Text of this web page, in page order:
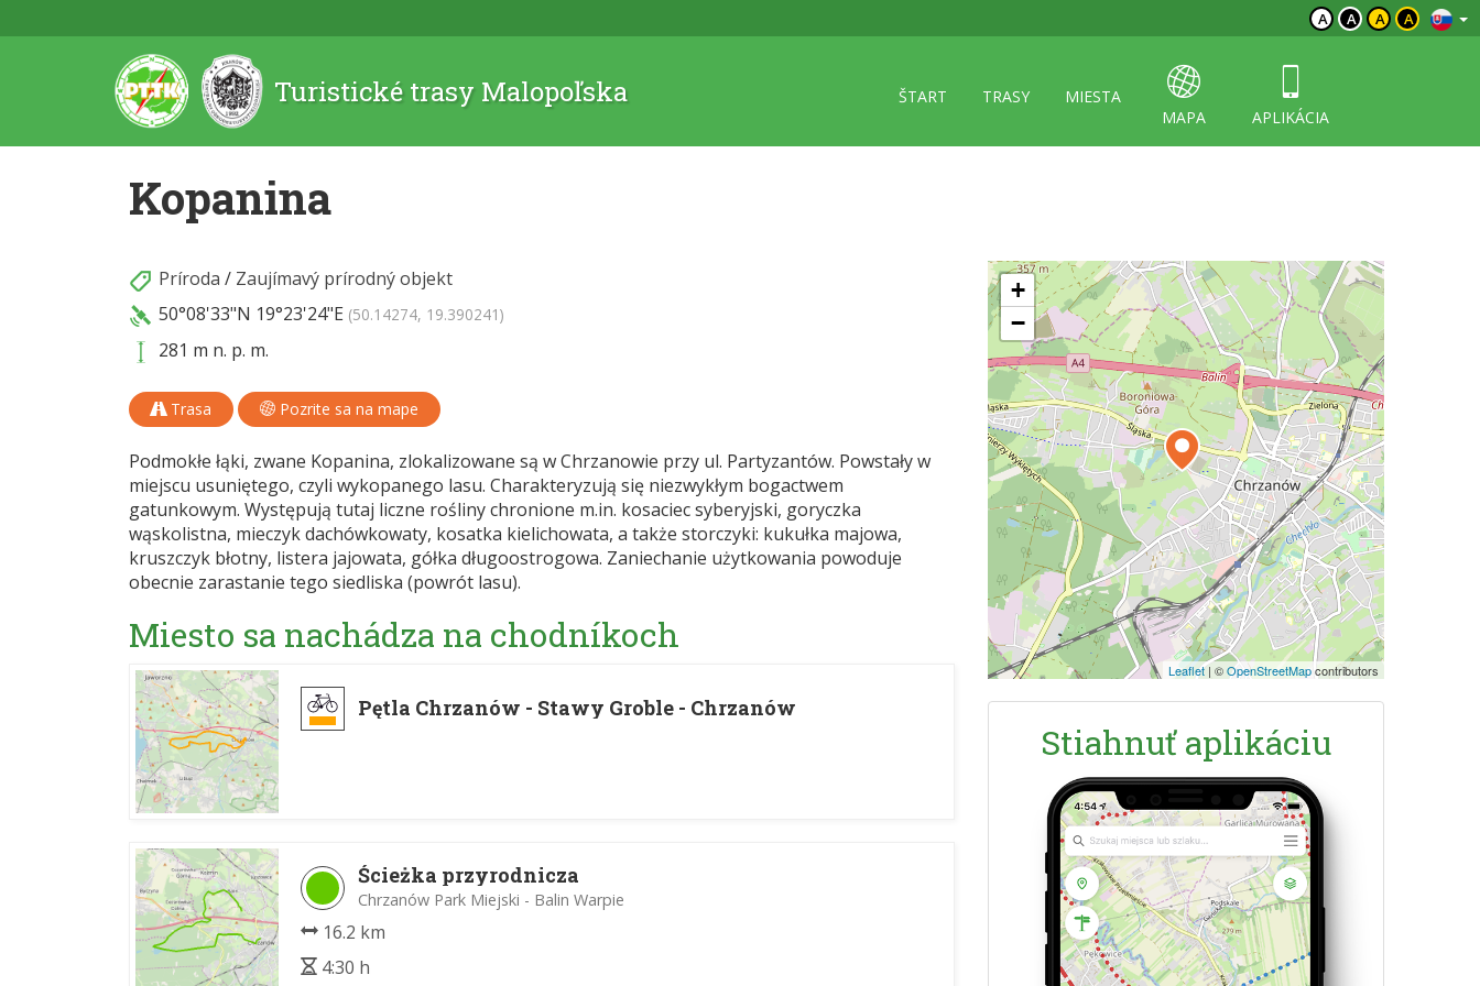
A A A A
Turistické trasy Malopoľska ŠTART TRASY
MIESTA
MAPA
APLIKÁCIA
Kopanina
Príroda / Zaujímavý prírodný objekt
50°08'33"N 19°23'24"E (50.14274, 19.390241)
281 m n. p. m.
Trasa Pozrite sa na mape
Podmokłe łąki, zwane Kopanina, zlokalizowane są w Chrzanowie przy ul. Partyzantów. Powstały w
miejscu usuniętego, czyli wykopanego lasu. Charakteryzują się niezwykłym bogactwem
gatunkowym. Występują tutaj liczne rośliny chronione m.in. kosaciec syberyjski, goryczka
wąskolistna, mieczyk dachówkowaty, kosatka kielichowata, a także storczyki: kukułka majowa,
kruszczyk błotny, listera jajowata, gółka długoostrogowa. Zaniechanie użytkowania powoduje
obecnie zarastanie tego siedliska (powrót lasu).
Miesto sa nachádza na chodníkoch
Pętla Chrzanów - Stawy Groble - Chrzanów
Ścieżka przyrodnicza
Chrzanów Park Miejski - Balin Warpie
16.2 km
4:30 h
+
−
Leaflet | ©OpenStreetMapcontributors
Stiahnuť aplikáciu